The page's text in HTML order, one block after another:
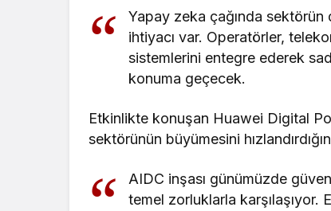
Yapay zeka çağında sektörün
ihtiyacı var. Operatörler,
sistemlerini entegre ederek
konuma geçecek.
Etkinlikte konuşan Huawei Digital
sektörünün büyümesini
AIDC inşası günümüzde
temel zorluklarla karşılaşıyor.